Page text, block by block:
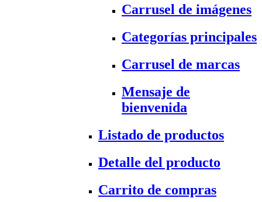
Carrusel de imágenes
Categorías principales
Carrusel de marcas
Mensaje de
bienvenida
Listado de productos
Detalle del producto
Carrito de compras